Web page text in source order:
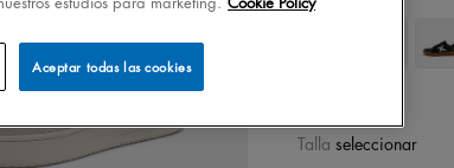
Talla seleccionar
Aceptar todas las cookies